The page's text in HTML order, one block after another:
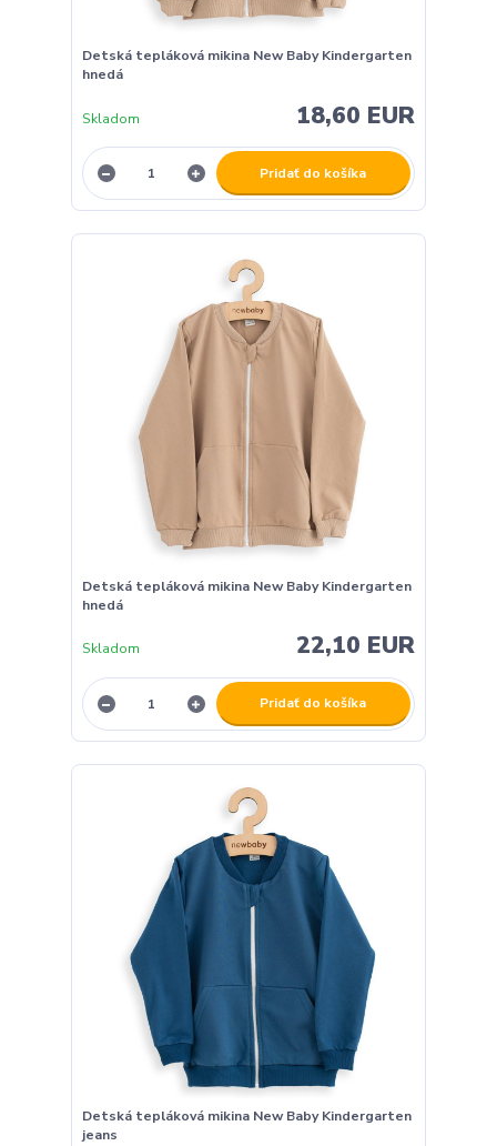
Detská tepláková mikina New Baby Kindergarten
hnedá
18,60 EUR
Skladom
Pridať do košíka
Detská tepláková mikina New Baby Kindergarten
hnedá
22,10 EUR
Skladom
Pridať do košíka
Detská tepláková mikina New Baby Kindergarten
jeans